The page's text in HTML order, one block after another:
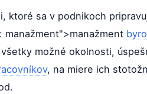
ktoré sa v podnikoch
možné okolnosti,
, na miere ich